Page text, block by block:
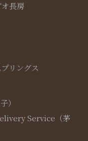
長房
リングス
）
Service（茅